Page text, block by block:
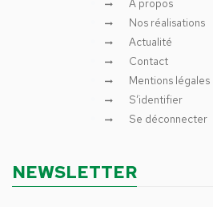
A propos
Nos réalisations
Actualité
Contact
Mentions légales
S’identifier
Se déconnecter
NEWSLETTER